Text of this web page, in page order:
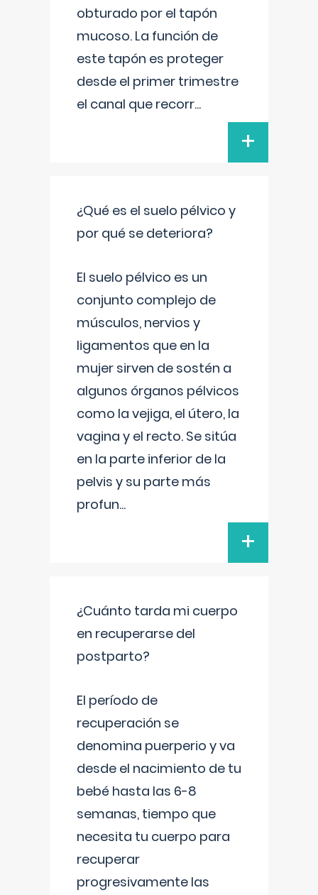
obturado por el tapón
mucoso. La función de
este tapón es proteger
desde el primer trimestre
el canal que recorr...
+
¿Qué es el suelo pélvico y
por qué se deteriora?
El suelo pélvico es un
conjunto complejo de
músculos, nervios y
ligamentos que en la
mujer sirven de sostén a
algunos órganos pélvicos
como la vejiga, el útero, la
vagina y el recto. Se sitúa
en la parte inferior de la
pelvis y su parte más
profun...
+
¿Cuánto tarda mi cuerpo
en recuperarse del
postparto?
El período de
recuperación se
denomina puerperio y va
desde el nacimiento de tu
bebé hasta las 6-8
semanas, tiempo que
necesita tu cuerpo para
recuperar
progresivamente las